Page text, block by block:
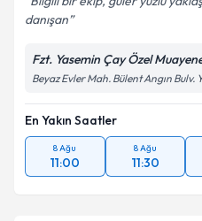
danışan
Fzt. Yasemin Çay Özel
Beyaz Evler Mah. Bülent Angın
En Yakın Saatler
8 Ağu
11:00
8 Ağu
11:30